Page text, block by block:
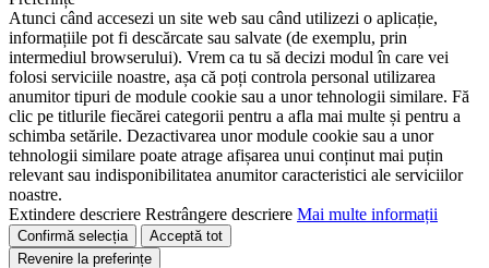
Atunci când accesezi un site web sau când utilizezi o aplicație,
informațiile pot fi descărcate sau salvate (de exemplu, prin
intermediul browserului). Vrem ca tu să decizi modul în care vei
folosi serviciile noastre, așa că poți controla personal utilizarea
anumitor tipuri de module cookie sau a unor tehnologii similare. Fă
clic pe titlurile fiecărei categorii pentru a afla mai multe și pentru a
schimba setările. Dezactivarea unor module cookie sau a unor
tehnologii similare poate atrage afișarea unui conținut mai puțin
relevant sau indisponibilitatea anumitor caracteristici ale serviciilor
noastre.
Extindere descriere Restrângere descriere Mai multe informații
Confirmă selecția
Acceptă tot
Revenire la preferințe